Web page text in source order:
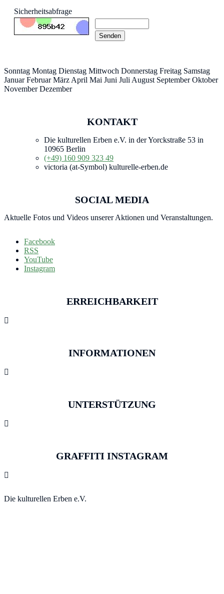
Sicherheitsabfrage
Senden
Sonntag Montag Dienstag Mittwoch Donnerstag Freitag Samstag
Januar Februar März April Mai Juni Juli August September Oktober
November Dezember
KONTAKT
Die kulturellen Erben e.V. in der Yorckstraße 53 in
10965 Berlin
(+49) 160 909 323 49
victoria (at-Symbol) kulturelle-erben.de
SOCIAL MEDIA
Aktuelle Fotos und Videos unserer Aktionen und Veranstaltungen.
Facebook
RSS
YouTube
Instagram
ERREICHBARKEIT

INFORMATIONEN

UNTERSTÜTZUNG

GRAFFITI INSTAGRAM

Die kulturellen Erben e.V.